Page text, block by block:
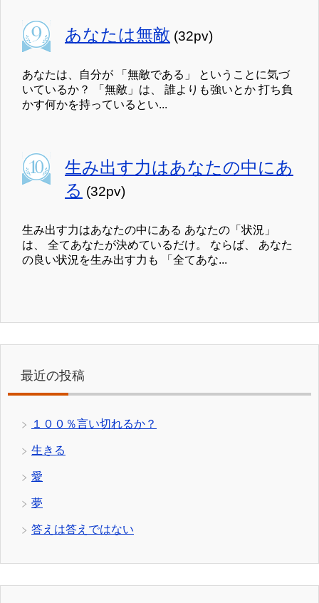
あなたは無敵 (32pv)
あなたは、自分が 「無敵である」 ということに気づ
いているか？ 「無敵」は、 誰よりも強いとか 打ち負
かす何かを持っているとい...
生み出す力はあなたの中にあ
る (32pv)
生み出す力はあなたの中にある あなたの「状況」
は、 全てあなたが決めているだけ。 ならば、 あなた
の良い状況を生み出す力も 「全てあな...
最近の投稿
１００％言い切れるか？
生きる
愛
夢
答えは答えではない